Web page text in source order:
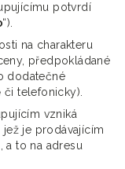
potvrdí
“).
na charakteru
předpokládané
dodatečné
či telefonicky).
vzniká
je prodávajícím
a to na adresu